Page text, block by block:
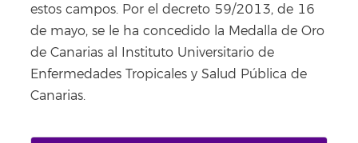
estos campos. Por el decreto 59/2013, de 16
de mayo, se le ha concedido la Medalla de Oro
de Canarias al Instituto Universitario de
Enfermedades Tropicales y Salud Pública de
Canarias.